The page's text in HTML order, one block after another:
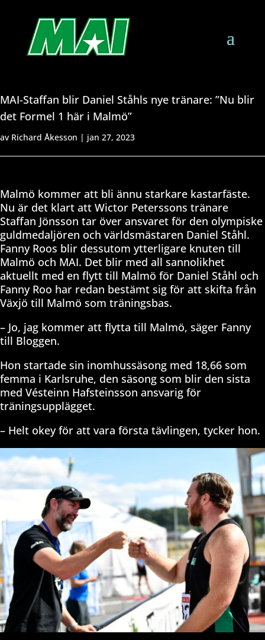
MAI-Staffan blir Daniel Ståhls nye tränare: ”Nu blir
det Formel 1 här i Malmö”
av Richard Åkesson | jan 27, 2023
Malmö kommer att bli ännu starkare kastarfäste.
Nu är det klart att Wictor Peterssons tränare
Staffan Jönsson tar över ansvaret för den olympiske
guldmedaljören och världsmästaren Daniel Ståhl.
Fanny Roos blir dessutom ytterligare knuten till
Malmö och MAI. Det blir med all sannolikhet
aktuellt med en flytt till Malmö för Daniel Ståhl och
Fanny Roo har redan bestämt sig för att skifta från
Växjö till Malmö som träningsbas.
– Jo, jag kommer att flytta till Malmö, säger Fanny
till Bloggen.
Hon startade sin inomhussäsong med 18,66 som
femma i Karlsruhe, den säsong som blir den sista
med Vésteinn Hafsteinsson ansvarig för
träningsupplägget.
– Helt okey för att vara första tävlingen, tycker hon.